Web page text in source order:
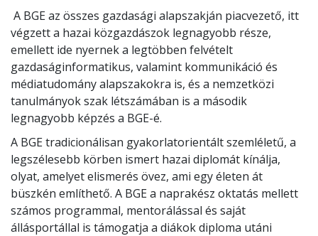
A BGE az összes gazdasági alapszakján piacvezető, itt
végzett a hazai közgazdászok legnagyobb része,
emellett ide nyernek a legtöbben felvételt
gazdaságinformatikus, valamint kommunikáció és
médiatudomány alapszakokra is, és a nemzetközi
tanulmányok szak létszámában is a második
legnagyobb képzés a BGE-é.
A BGE tradicionálisan gyakorlatorientált szemléletű, a
legszélesebb körben ismert hazai diplomát kínálja,
olyat, amelyet elismerés övez, ami egy életen át
büszkén említhető. A BGE a naprakész oktatás mellett
számos programmal, mentorálással és saját
állásportállal is támogatja a diákok diploma utáni